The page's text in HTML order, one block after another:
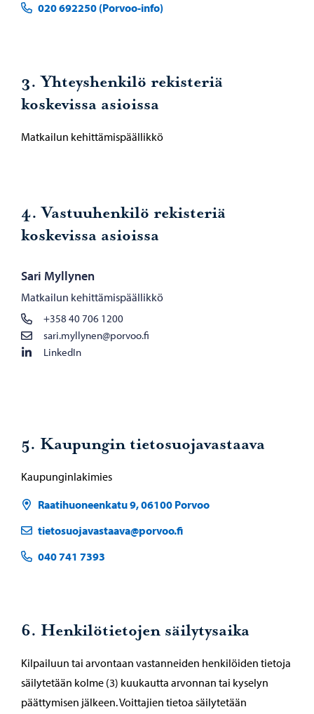
020 692250 (Porvoo-info)
3. Yhteyshenkilö rekisteriä
koskevissa asioissa
Matkailun kehittämispäällikkö
4. Vastuuhenkilö rekisteriä
koskevissa asioissa
Sari Myllynen
Matkailun kehittämispäällikkö
+358 40 706 1200
sari.myllynen@porvoo.fi
LinkedIn
5. Kaupungin tietosuojavastaava
Kaupunginlakimies
Raatihuoneenkatu 9, 06100 Porvoo
tietosuojavastaava@porvoo.fi
040 741 7393
6. Henkilötietojen säilytysaika
Kilpailuun tai arvontaan vastanneiden henkilöiden tietoja
säilytetään kolme (3) kuukautta arvonnan tai kyselyn
päättymisen jälkeen. Voittajien tietoa säilytetään